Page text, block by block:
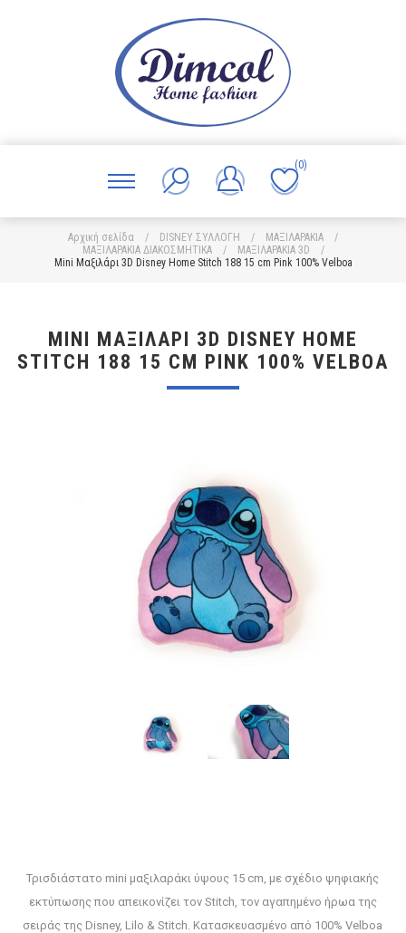
(0)
Αρχική σελίδα / DISNEY ΣΥΛΛΟΓΗ / ΜΑΞΙΛΑΡΑΚΙΑ
/
ΜΑΞΙΛΑΡΑΚΙΑ ΔΙΑΚΟΣΜΗΤΙΚΑ
/ ΜΑΞΙΛΑΡΑΚΙΑ 3D
/
Mini Μαξιλάρι 3D Disney Home Stitch 188 15 cm Pink 100% Velboa
MINI ΜΑΞΙΛΆΡΙ 3D DISNEY HOME
STITCH 188 15 CM PINK 100% VELBOA
Τρισδιάστατο mini μαξιλαράκι ύψους 15 cm, με σχέδιο ψηφιακής
εκτύπωσης που απεικονίζει τον Stitch, τον αγαπημένο ήρωα της
σειράς της Disney, Lilo & Stitch. Κατασκευασμένο από 100% Velboa